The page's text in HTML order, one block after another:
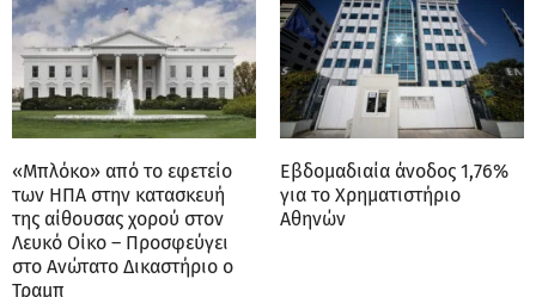
«Μπλόκο» από το εφετείο
των ΗΠΑ στην κατασκευή
της αίθουσας χορού στον
Λευκό Οίκο – Προσφεύγει
στο Ανώτατο Δικαστήριο ο
Τραμπ
Εβδομαδιαία άνοδος 1,76%
για το Χρηματιστήριο
Αθηνών